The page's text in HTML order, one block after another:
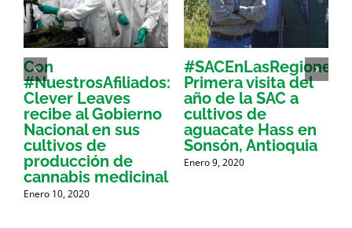
Con
#NuestrosAfiliados:
Clever Leaves
recibe al Gobierno
Nacional en sus
cultivos de
producción de
cannabis medicinal
Enero 10, 2020
#SACEnLasRegiones:
Primera visita del
año de la SAC a
cultivos de
aguacate Hass en
Sonsón, Antioquia
Enero 9, 2020